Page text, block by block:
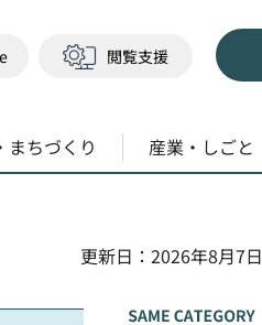
閲覧支援
まちづくり 産業・しごと
更新日：2026年8月7日